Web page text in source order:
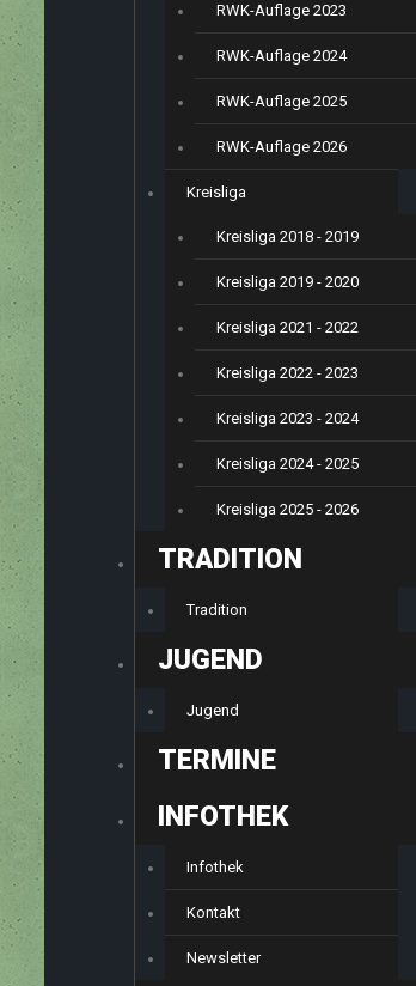
RWK-Auflage 2023
RWK-Auflage 2024
RWK-Auflage 2025
RWK-Auflage 2026
Kreisliga
Kreisliga 2018 - 2019
Kreisliga 2019 - 2020
Kreisliga 2021 - 2022
Kreisliga 2022 - 2023
Kreisliga 2023 - 2024
Kreisliga 2024 - 2025
Kreisliga 2025 - 2026
TRADITION
Tradition
JUGEND
Jugend
TERMINE
INFOTHEK
Infothek
Kontakt
Newsletter